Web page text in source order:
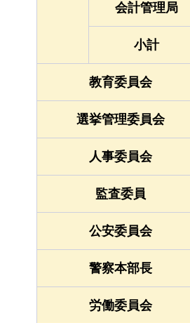
会計管理局
小計
教育委員会
選挙管理委員会
人事委員会
監査委員
公安委員会
警察本部長
労働委員会